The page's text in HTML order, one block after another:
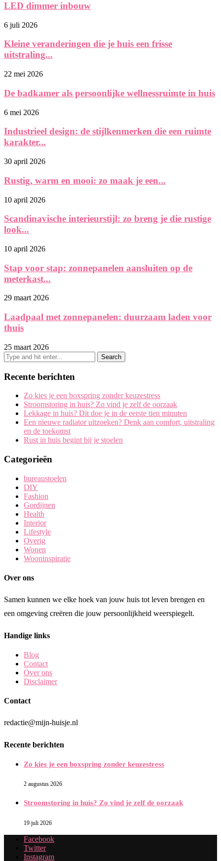
LED dimmer inbouw
6 juli 2026
Kleine veranderingen die je huis een frisse
uitstraling...
22 mei 2026
De badkamer als persoonlijke wellnessruimte in huis
6 mei 2026
Industrieel design: de stijlkenmerken die een ruimte
karakter...
30 april 2026
Rustig, warm en mooi: zo maak je een...
10 april 2026
Scandinavische interieurstijl: zo breng je die rustige
look...
10 april 2026
Stap voor stap: zonnepanelen aansluiten op de
meterkast...
29 maart 2026
Laadpaal met zonnepanelen: duurzaam laden voor
thuis
25 maart 2026
Recente berichten
Zo kies je een boxspring zonder keuzestress
Stroomstoring in huis? Zo vind je zelf de oorzaak
Lekkage in huis? Dit doe je in de eerste tien minuten
Een nieuwe radiator uitzoeken? Denk aan comfort, uitstraling
en de toekomst
Rust in huis begint bij je stoelen
Categorieën
bureaustoelen
DIY
Fashion
Gordijnen
Health
Interior
Lifestyle
Overig
Wonen
Wooninspiratie
Over ons
Samen kunnen we elke hoek van jouw huis tot leven brengen en
een omgeving creëren die jouw persoonlijkheid weerspiegelt.
Handige links
Blog
Contact
Over ons
Disclaimer
Contact
redactie@mijn-huisje.nl
Recente berichten
Zo kies je een boxspring zonder keuzestress
2 augustus 2026
Stroomstoring in huis? Zo vind je zelf de oorzaak
19 juli 2026
Facebook
Twitter
Instagram